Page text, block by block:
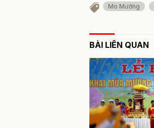
Mo Mường
BÀI LIÊN QUAN